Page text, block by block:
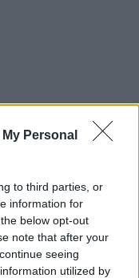
Personal
to third parties, or
information for
below opt-out
note that after your
seeing
utilized by